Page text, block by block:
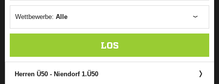
Wettbewerbe: Alle
LOS
Herren Ü50 - Niendorf 1.Ü50